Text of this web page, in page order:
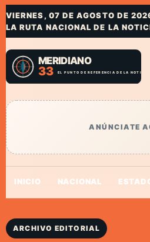
VIERNES, 07 DE AGOSTO DE
LA RUTA NACIONAL DE LA
ANÚNCIATE
INICIO NACIONAL
ARCHIVO EDITORIAL